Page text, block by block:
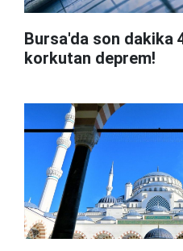
Bursa'da son dakika
korkutan deprem!